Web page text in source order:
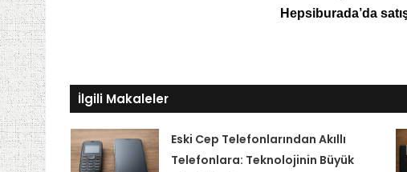
Hepsiburada’da
İlgili Makaleler
Eski Cep Telefonlarından Akıllı
Telefonlara: Teknolojinin Büyük